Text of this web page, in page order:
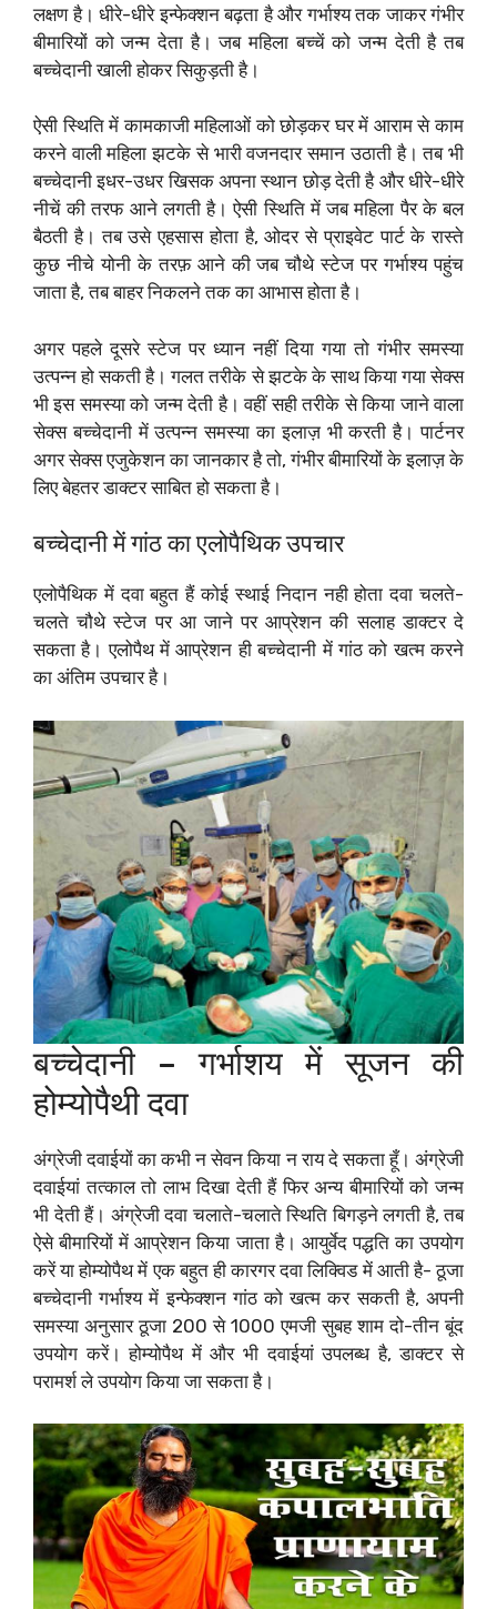
लक्षण है। धीरे-धीरे इन्फेक्शन बढ़ता है और गर्भाश्य तक जाकर गंभीर
बीमारियों को जन्म देता है। जब महिला बच्चें को जन्म देती है तब
बच्चेदानी खाली होकर सिकुड़ती है।
ऐसी स्थिति में कामकाजी महिलाओं को छोड़कर घर में आराम से काम
करने वाली महिला झटके से भारी वजनदार समान उठाती है। तब भी
बच्चेदानी इधर-उधर खिसक अपना स्थान छोड़ देती है और धीरे-धीरे
नीचें की तरफ आने लगती है। ऐसी स्थिति में जब महिला पैर के बल
बैठती है। तब उसे एहसास होता है, ओदर से प्राइवेट पार्ट के रास्ते
कुछ नीचे योनी के तरफ़ आने की जब चौथे स्टेज पर गर्भाश्य पहुंच
जाता है, तब बाहर निकलने तक का आभास होता है।
अगर पहले दूसरे स्टेज पर ध्यान नहीं दिया गया तो गंभीर समस्या
उत्पन्न हो सकती है। गलत तरीके से झटके के साथ किया गया सेक्स
भी इस समस्या को जन्म देती है। वहीं सही तरीके से किया जाने वाला
सेक्स बच्चेदानी में उत्पन्न समस्या का इलाज़ भी करती है। पार्टनर
अगर सेक्स एजुकेशन का जानकार है तो, गंभीर बीमारियों के इलाज़ के
लिए बेहतर डाक्टर साबित हो सकता है।
बच्चेदानी में गांठ का एलोपैथिक उपचार
एलोपैथिक में दवा बहुत हैं कोई स्थाई निदान नही होता दवा चलते-
चलते चौथे स्टेज पर आ जाने पर आप्रेशन की सलाह डाक्टर दे
सकता है। एलोपैथ में आप्रेशन ही बच्चेदानी में गांठ को खत्म करने
का अंतिम उपचार है।
बच्चेदानी – गर्भाशय में सूजन की
होम्योपैथी दवा
अंग्रेजी दवाईयों का कभी न सेवन किया न राय दे सकता हूँ। अंग्रेजी
दवाईयां तत्काल तो लाभ दिखा देती हैं फिर अन्य बीमारियों को जन्म
भी देती हैं। अंग्रेजी दवा चलाते-चलाते स्थिति बिगड़ने लगती है, तब
ऐसे बीमारियों में आप्रेशन किया जाता है। आयुर्वेद पद्धति का उपयोग
करें या होम्योपैथ में एक बहुत ही कारगर दवा लिक्विड में आती है- ठूजा
बच्चेदानी गर्भाश्य में इन्फेक्शन गांठ को खत्म कर सकती है, अपनी
समस्या अनुसार ठूजा 200 से 1000 एमजी सुबह शाम दो-तीन बूंद
उपयोग करें। होम्योपैथ में और भी दवाईयां उपलब्ध है, डाक्टर से
परामर्श ले उपयोग किया जा सकता है।